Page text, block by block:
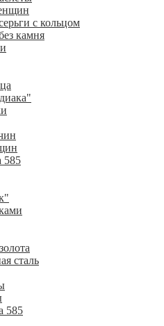
с кольцом
камня
585
сталь
585